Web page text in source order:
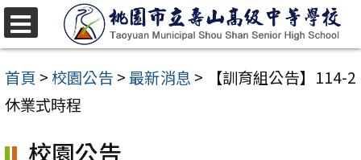
跳
至
主
要
容
首頁 >校園公告 >最新消息 >
【訓育組公告】114-2
休業式時程
校園公告
選
單